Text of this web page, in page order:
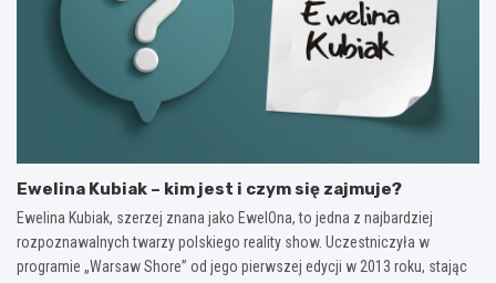
Ewelina Kubiak – kim jest i czym się zajmuje?
Ewelina Kubiak, szerzej znana jako EwelOna, to jedna z najbardziej
rozpoznawalnych twarzy polskiego reality show. Uczestniczyła w
programie „Warsaw Shore” od jego pierwszej edycji w 2013 roku, stając